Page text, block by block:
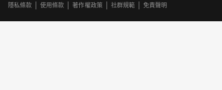
隱私條款
使用條款 著作權政策 社群規範 免責聲明